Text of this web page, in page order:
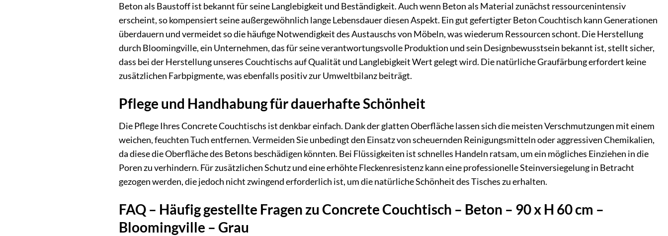
Beton als Baustoff ist bekannt für seine Langlebigkeit und Beständigkeit. Auch wenn Beton als Material zunächst ressourcenintensiv
erscheint, so kompensiert seine außergewöhnlich lange Lebensdauer diesen Aspekt. Ein gut gefertigter Beton Couchtisch kann Generationen
überdauern und vermeidet so die häufige Notwendigkeit des Austauschs von Möbeln, was wiederum Ressourcen schont. Die Herstellung
durch Bloomingville, ein Unternehmen, das für seine verantwortungsvolle Produktion und sein Designbewusstsein bekannt ist, stellt sicher,
dass bei der Herstellung unseres Couchtischs auf Qualität und Langlebigkeit Wert gelegt wird. Die natürliche Graufärbung erfordert keine
zusätzlichen Farbpigmente, was ebenfalls positiv zur Umweltbilanz beiträgt.
Pflege und Handhabung für dauerhafte Schönheit
Die Pflege Ihres Concrete Couchtischs ist denkbar einfach. Dank der glatten Oberfläche lassen sich die meisten Verschmutzungen mit einem
weichen, feuchten Tuch entfernen. Vermeiden Sie unbedingt den Einsatz von scheuernden Reinigungsmitteln oder aggressiven Chemikalien,
da diese die Oberfläche des Betons beschädigen könnten. Bei Flüssigkeiten ist schnelles Handeln ratsam, um ein mögliches Einziehen in die
Poren zu verhindern. Für zusätzlichen Schutz und eine erhöhte Fleckenresistenz kann eine professionelle Steinversiegelung in Betracht
gezogen werden, die jedoch nicht zwingend erforderlich ist, um die natürliche Schönheit des Tisches zu erhalten.
FAQ – Häufig gestellte Fragen zu Concrete Couchtisch – Beton – 90 x H 60 cm –
Bloomingville – Grau